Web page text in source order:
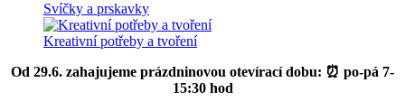
Svíčky a prskavky
Kreativní potřeby a tvoření
Od 29.6. zahajujeme prázdninovou otevírací dobu: ⏰ po-pá 7-
15:30 hod